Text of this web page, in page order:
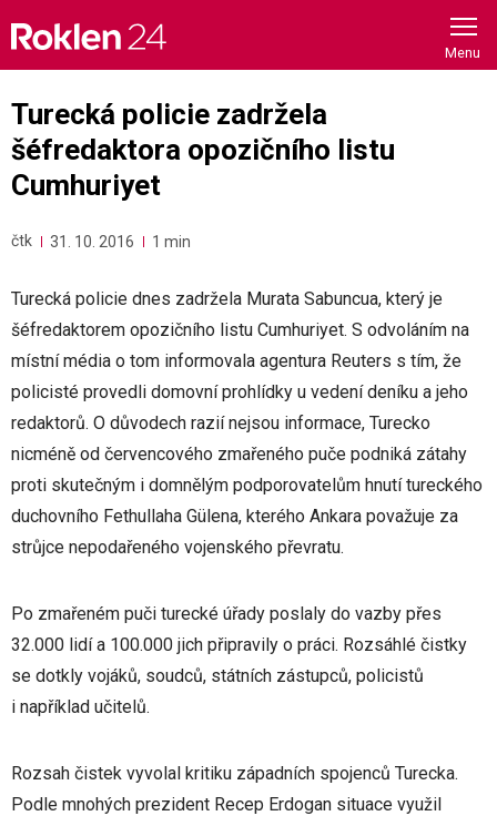
content
Turecká policie zadržela
šéfredaktora opozičního listu
Cumhuriyet
čtk 31. 10. 2016 1 min
Turecká policie dnes zadržela Murata Sabuncua, který je
šéfredaktorem opozičního listu Cumhuriyet. S odvoláním na
místní média o tom informovala agentura Reuters s tím, že
policisté provedli domovní prohlídky u vedení deníku a jeho
redaktorů. O důvodech razií nejsou informace, Turecko
nicméně od červencového zmařeného puče podniká zátahy
proti skutečným i domnělým podporovatelům hnutí tureckého
duchovního Fethullaha Gülena, kterého Ankara považuje za
strůjce nepodařeného vojenského převratu.
Po zmařeném puči turecké úřady poslaly do vazby přes
32.000 lidí a 100.000 jich připravily o práci. Rozsáhlé čistky
se dotkly vojáků, soudců, státních zástupců, policistů
i například učitelů.
Rozsah čistek vyvolal kritiku západních spojenců Turecka.
Podle mnohých prezident Recep Erdogan situace využil